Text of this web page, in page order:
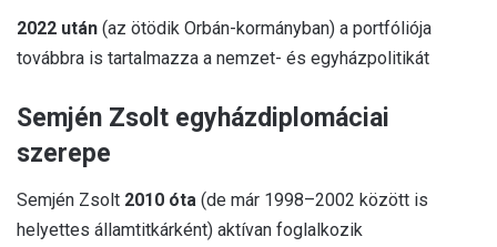
2022 után (az ötödik Orbán-kormányban) a portfóliója
továbbra is tartalmazza a nemzet- és egyházpolitikát
Semjén Zsolt egyházdiplomáciai
szerepe
Semjén Zsolt 2010 óta (de már 1998–2002 között is
helyettes államtitkárként) aktívan foglalkozik